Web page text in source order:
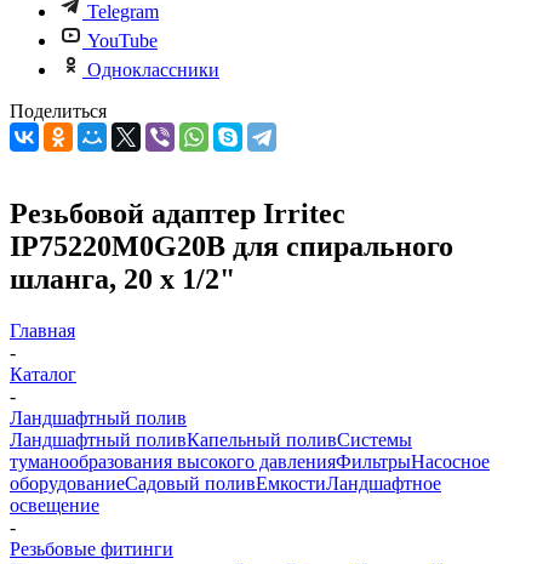
Telegram
YouTube
Одноклассники
Поделиться
Резьбовой адаптер Irritec
IP75220M0G20B для спирального
шланга, 20 х 1/2"
Главная
-
Каталог
-
Ландшафтный полив
Ландшафтный поливКапельный поливСистемы
туманообразования высокого давленияФильтрыНасосное
оборудованиеСадовый поливЕмкостиЛандшафтное
освещение
-
Резьбовые фитинги